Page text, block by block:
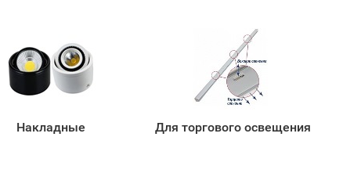
Накладные Для торгового освещения